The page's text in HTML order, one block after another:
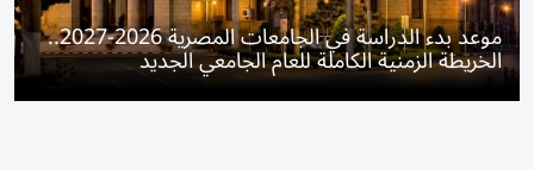
موعد بدء الدراسة في الجامعات المصرية 2026-2027..
الخريطة الزمنية الكاملة للعام الجامعي الجديد